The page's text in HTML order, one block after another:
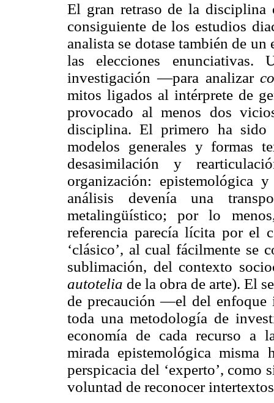
El gran retraso de la
consiguiente de los estudios
analista se dotase también de
las elecciones
investigación —para analizar
mitos ligados al intérprete de
provocado al menos dos
disciplina. El primero ha sido
modelos generales y formas
desasimilación y
organización: epistemológica
análisis devenía una
metalingüístico; por lo
referencia parecía lícita por el
‘clásico’, al cual fácilmente se
sublimación, del contexto
autotelia de la obra de arte). El
de precaución —el del
toda una metodología de
economía de cada recurso a
mirada epistemológica misma
perspicacia del ‘experto’, como
voluntad de reconocer